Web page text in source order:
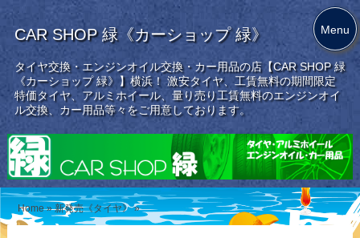
CAR SHOP 緑《カーショップ 緑》
タイヤ交換・エンジンオイル交換・カー用品の店【CAR SHOP 緑
《カーショップ 緑》】横浜！ 激安タイヤ、工賃無料の期間限定
特価タイヤ、アルミホイール、量り売り工賃無料のエンジンオイ
ル交換、カー用品等々をご用意しております。
Home »新発売《タイヤ》 »
Menu